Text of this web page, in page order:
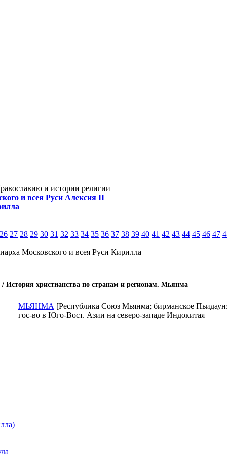
и истории религии
и всея Руси Алексия II
26 27 28 29 30 31 32 33 34 35 36 37 38 39 40 41 42 43 44 45 46 47
Московского и всея Руси Кирилла
/ История христианства по странам и регионам. Мьянма
МЬЯНМА [Республика Союз Мьянма; бирманское
гос-во в Юго-Вост. Азии на северо-западе Индокитая